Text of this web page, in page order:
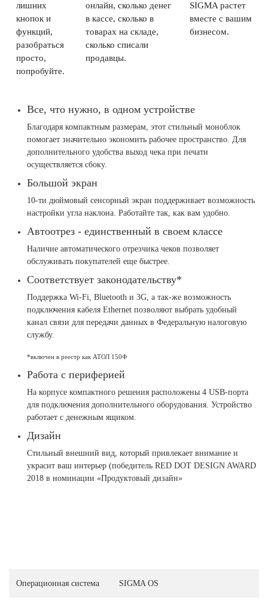
лишних
кнопок и
функций,
разобраться
просто,
попробуйте.
онлайн, сколько денег
в кассе, сколько в
товарах на складе,
сколько списали
продавцы.
SIGMA растет
вместе с вашим
бизнесом.
Все, что нужно, в одном устройстве
Благодаря компактным размерам, этот стильный моноблок
помогает значительно экономить рабочее пространство. Для
дополнительного удобства выход чека при печати
осуществляется сбоку.
Большой экран
10-ти дюймовый сенсорный экран поддерживает возможность
настройки угла наклона. Работайте так, как вам удобно.
Автоотрез - единственный в своем классе
Наличие автоматического отрезчика чеков позволяет
обслуживать покупателей еще быстрее.
Соответствует законодательству*
Поддержка Wi-Fi, Bluetooth и 3G, а так-же возможность
подключения кабеля Ethernet позволяют выбрать удобный
канал связи для передачи данных в Федеральную налоговую
службу.
*включен в реестр как АТОЛ 150Ф
Работа с периферией
На корпусе компактного решения расположены 4 USB-порта
для подключения дополнительного оборудования. Устройство
работает с денежным ящиком.
Дизайн
Стильный внешний вид, который привлекает внимание и
украсит ваш интерьер (победитель RED DOT DESIGN AWARD
2018 в номинации «Продуктовый дизайн»
Операционная система SIGMA OS